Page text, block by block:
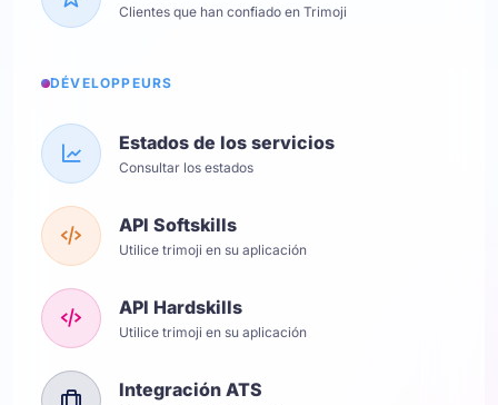
Clientes que han confiado en Trimoji
DÉVELOPPEURS
Estados de los servicios
Consultar los estados
API Softskills
Utilice trimoji en su aplicación
API Hardskills
Utilice trimoji en su aplicación
Integración ATS